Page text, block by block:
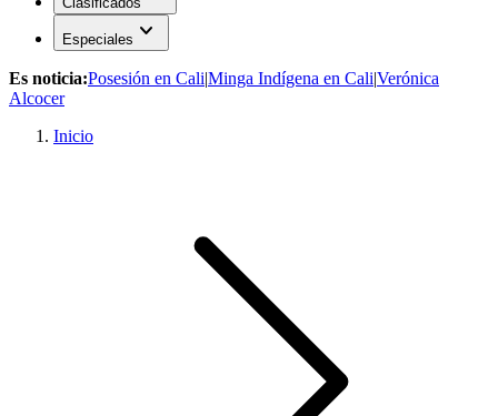
Especiales expand_more
Es noticia:Posesión en Cali|Minga Indígena en Cali|Verónica
Alcocer
Inicio